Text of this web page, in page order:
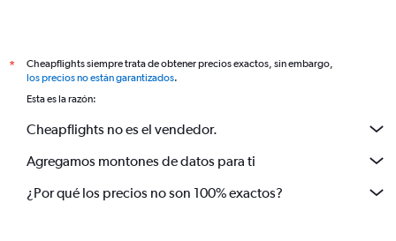
*
Cheapflights siempre trata de obtener precios exactos, sin embargo,
los precios no están garantizados.
Esta es la razón:
Cheapflights no es el vendedor.
Agregamos montones de datos para ti
¿Por qué los precios no son 100% exactos?